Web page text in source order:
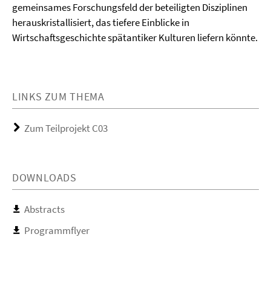
gemeinsames Forschungsfeld der beteiligten Disziplinen
herauskristallisiert, das tiefere Einblicke in
Wirtschaftsgeschichte spätantiker Kulturen liefern könnte.
LINKS ZUM THEMA
Zum Teilprojekt C03
DOWNLOADS
Abstracts
Programmflyer